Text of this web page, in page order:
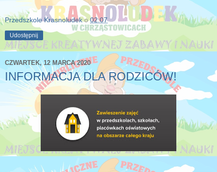
Przedszkole Krasnoludek o02:07
Udostępnij
CZWARTEK, 12 MARCA 2020
INFORMACJA DLA RODZICÓW!